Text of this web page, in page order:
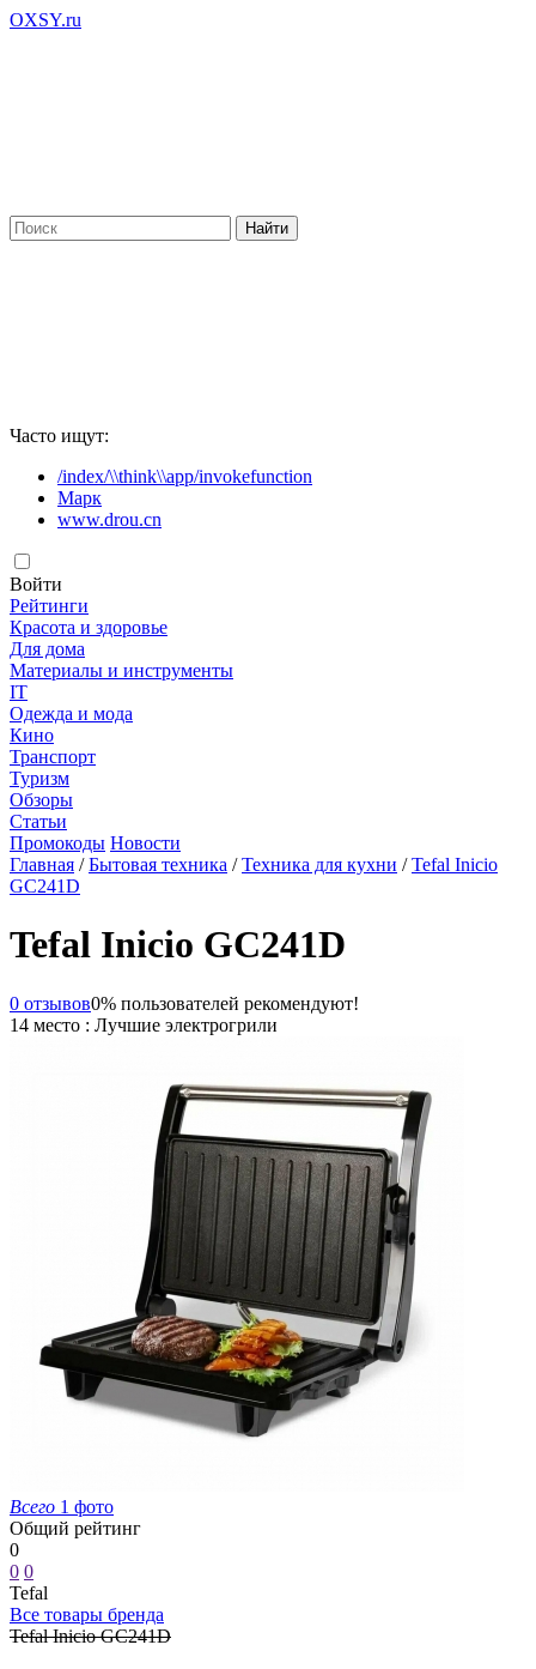
OXSY.ru
Часто ищут:
/index/\\think\\app/invokefunction
Марк
www.drou.cn
Войти
Рейтинги
Красота и здоровье
Для дома
Материалы и инструменты
IT
Одежда и мода
Кино
Транспорт
Туризм
Обзоры
Статьи
Промокоды Новости
Главная /Бытовая техника /Техника для кухни /Tefal Inicio
GC241D
Tefal Inicio GC241D
0 отзывов0% пользователей рекомендуют!
14 место : Лучшие электрогрили
Всего 1 фото
Общий рейтинг
0
0 0
Tefal
Все товары бренда
Tefal Inicio GC241D